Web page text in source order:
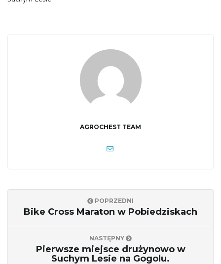
AGROCHEST TEAM
POPRZEDNI
Bike Cross Maraton w Pobiedziskach
NASTĘPNY
Pierwsze miejsce drużynowo w
Suchym Lesie na Gogolu.